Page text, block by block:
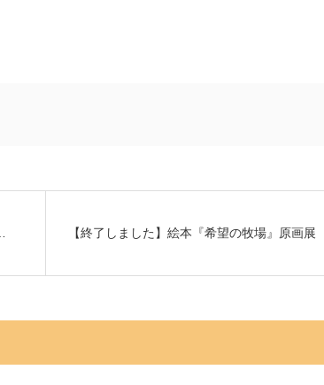
【終了しました】絵本『希望の牧場』原画展